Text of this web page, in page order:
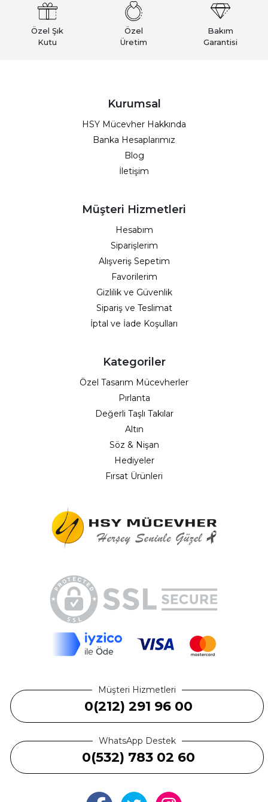
Özel Şık
Kutu
Özel
Üretim
Bakım
Garantisi
Kurumsal
HSY Mücevher Hakkında
Banka Hesaplarımız
Blog
İletişim
Müşteri Hizmetleri
Hesabım
Siparişlerim
Alışveriş Sepetim
Favorilerim
Gizlilik ve Güvenlik
Sipariş ve Teslimat
İptal ve İade Koşulları
Kategoriler
Özel Tasarım Mücevherler
Pırlanta
Değerli Taşlı Takılar
Altın
Söz & Nişan
Hediyeler
Fırsat Ürünleri
Müşteri Hizmetleri
0(212) 291 96 00
WhatsApp Destek
0(532) 783 02 60